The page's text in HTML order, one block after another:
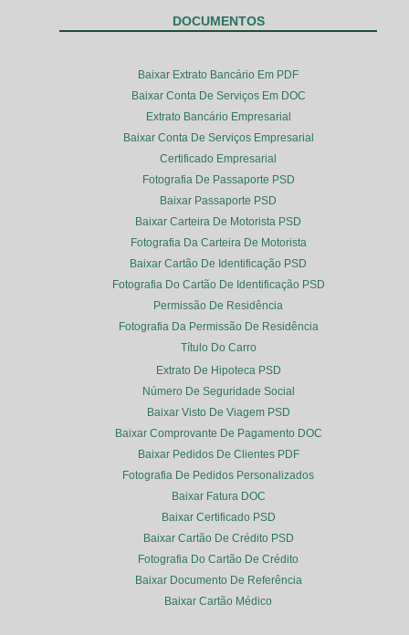
DOCUMENTOS
Baixar Extrato Bancário Em PDF
Baixar Conta De Serviços Em DOC
Extrato Bancário Empresarial
Baixar Conta De Serviços Empresarial
Certificado Empresarial
Fotografia De Passaporte PSD
Baixar Passaporte PSD
Baixar Carteira De Motorista PSD
Fotografia Da Carteira De Motorista
Baixar Cartão De Identificação PSD
Fotografia Do Cartão De Identificação PSD
Permissão De Residência
Fotografia Da Permissão De Residência
Título Do Carro
Extrato De Hipoteca PSD
Número De Seguridade Social
Baixar Visto De Viagem PSD
Baixar Comprovante De Pagamento DOC
Baixar Pedidos De Clientes PDF
Fotografia De Pedidos Personalizados
Baixar Fatura DOC
Baixar Certificado PSD
Baixar Cartão De Crédito PSD
Fotografia Do Cartão De Crédito
Baixar Documento De Referência
Baixar Cartão Médico